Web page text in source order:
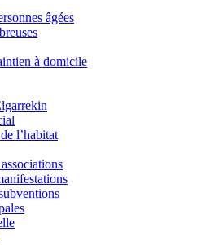
âgées
à domicile
l’habitat